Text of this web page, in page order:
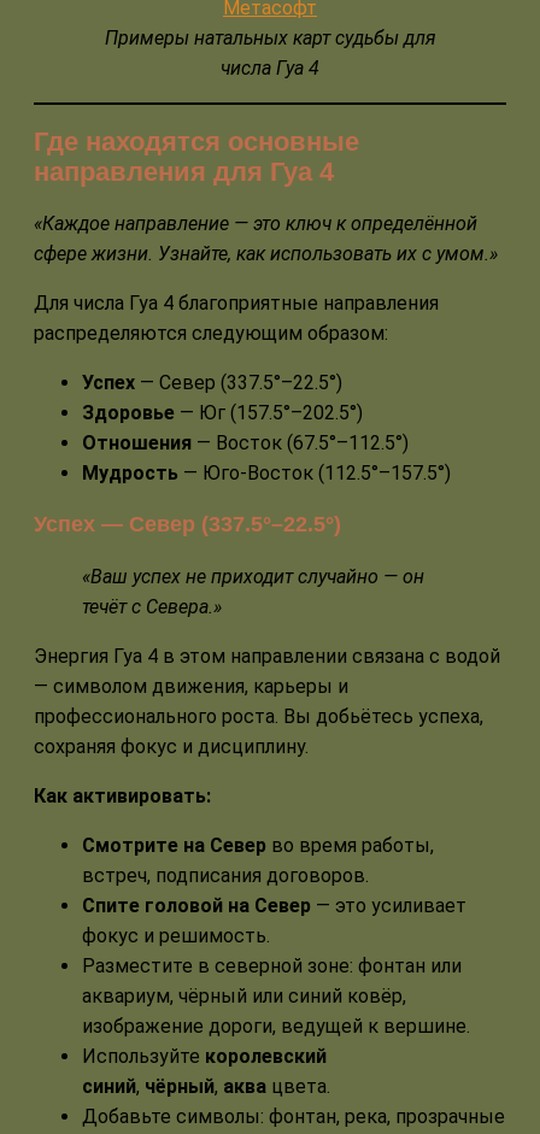
Примеры натальных карт судьбы для
числа Гуа 4
Где находятся основные
направления для Гуа 4
«Каждое направление — это ключ к определённой
сфере жизни. Узнайте, как использовать их с умом.»
Для числа Гуа 4 благоприятные направления
распределяются следующим образом:
Успех — Север (337.5°–22.5°)
Здоровье — Юг (157.5°–202.5°)
Отношения — Восток (67.5°–112.5°)
Мудрость — Юго-Восток (112.5°–157.5°)
Успех — Север (337.5°–22.5°)
«Ваш успех не приходит случайно — он
течёт с Севера.»
Энергия Гуа 4 в этом направлении связана с водой
— символом движения, карьеры и
профессионального роста. Вы добьётесь успеха,
сохраняя фокус и дисциплину.
Как активировать:
Смотрите на Север во время работы,
встреч, подписания договоров.
Спите головой на Север — это усиливает
фокус и решимость.
Разместите в северной зоне: фонтан или
аквариум, чёрный или синий ковёр,
изображение дороги, ведущей к вершине.
Используйте королевский
синий, чёрный, аква цвета.
Добавьте символы: фонтан, река, прозрачные